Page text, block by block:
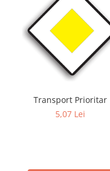
Transport Prioritar
5,07 Lei